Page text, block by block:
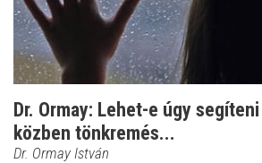
Dr. Ormay: Lehet-e úgy
közben tönkremés...
Dr. Ormay István